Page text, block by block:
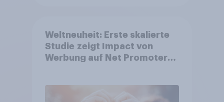
Weltneuheit: Erste skalierte
Studie zeigt Impact von
Werbung auf Net Promoter